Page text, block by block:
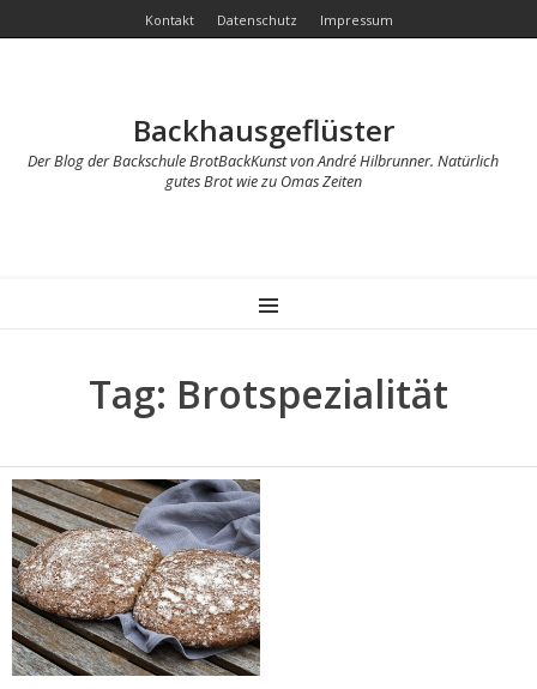
Kontakt Datenschutz Impressum
Backhausgeflüster
Der Blog der Backschule BrotBackKunst von André Hilbrunner. Natürlich
gutes Brot wie zu Omas Zeiten
MENU
Tag: Brotspezialität